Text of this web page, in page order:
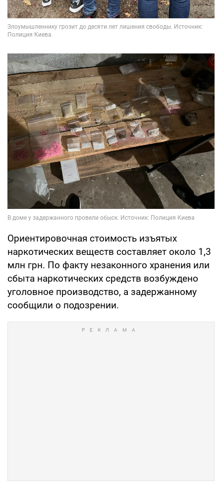
Ориентировочная стоимость изъятых
наркотических веществ составляет около 1,3
млн грн. По факту незаконного хранения или
сбыта наркотических средств возбуждено
уголовное производство, а задержанному
сообщили о подозрении.